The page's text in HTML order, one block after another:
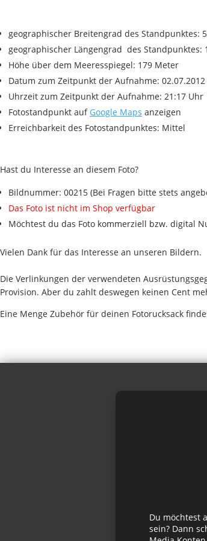
geographischer Breitengrad des Standpunktes:
geographischer Längengrad des Standpunktes:
Höhe über dem Meeresspiegel: 179 Meter
Datum zum Zeitpunkt der Aufnahme: 02.07.2012
Uhrzeit zum Zeitpunkt der Aufnahme: 21:17 Uhr
Fotostandpunkt auf Google Maps anzeigen
Erreichbarkeit des Fotostandpunktes: Mittel
Hast du Interesse an diesem Foto?
Bildnummer: 00215 (Bei Fragen bitte stets
Das Foto ist nicht im Shop verfügbar
Möchtest du das Foto kommerziell bzw. digital
Vielen Dank für das Interesse an unseren Bildern.
Die Verlinkungen der verwendeten
Provision. Aber du zahlt deswegen keinen Cent
Eine Menge Zubehör für deinen Fotorucksack
Du möchtest
sein? Dann